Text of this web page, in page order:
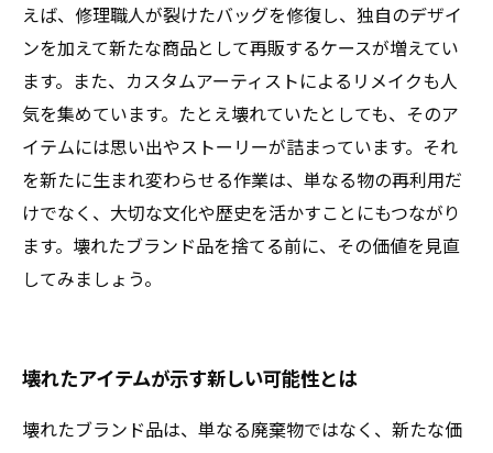
えば、修理職人が裂けたバッグを修復し、独自のデザイ
ンを加えて新たな商品として再販するケースが増えてい
ます。また、カスタムアーティストによるリメイクも人
気を集めています。たとえ壊れていたとしても、そのア
イテムには思い出やストーリーが詰まっています。それ
を新たに生まれ変わらせる作業は、単なる物の再利用だ
けでなく、大切な文化や歴史を活かすことにもつながり
ます。壊れたブランド品を捨てる前に、その価値を見直
してみましょう。
壊れたアイテムが示す新しい可能性とは
壊れたブランド品は、単なる廃棄物ではなく、新たな価